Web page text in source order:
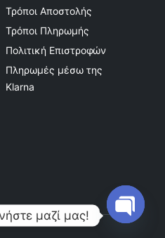
Τρόποι Αποστολής
Τρόποι Πληρωμής
Πολιτική Επιστροφών
Πληρωμές μέσω της
Klarna
μαζί μας!